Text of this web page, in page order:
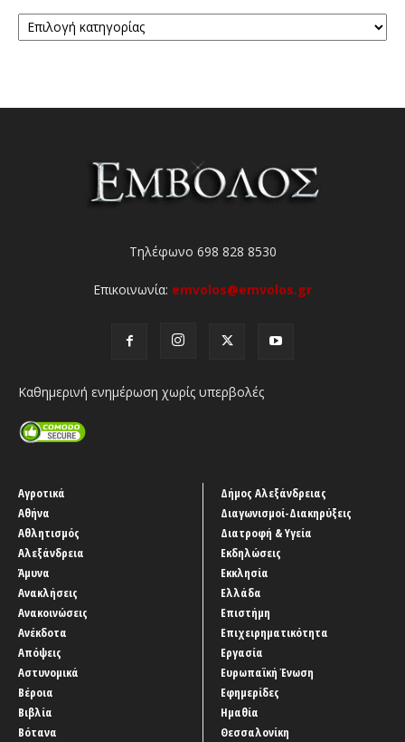
Κατηγορίες
Τηλέφωνο 698 828 8530
Επικοινωνία: emvolos@emvolos.gr
Καθημερινή ενημέρωση χωρίς υπερβολές
Αγροτικά
Αθήνα
Αθλητισμός
Αλεξάνδρεια
Άμυνα
Ανακλήσεις
Ανακοινώσεις
Ανέκδοτα
Απόψεις
Αστυνομικά
Βέροια
Βιβλία
Βότανα
Δήμος Αλεξάνδρειας
Διαγωνισμοί-Διακηρύξεις
Διατροφή & Υγεία
Εκδηλώσεις
Εκκλησία
Ελλάδα
Επιστήμη
Επιχειρηματικότητα
Εργασία
Ευρωπαϊκή Ένωση
Εφημερίδες
Ημαθία
Θεσσαλονίκη